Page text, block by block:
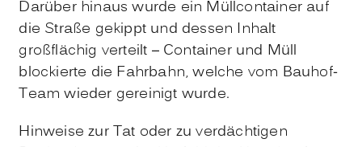
Darüber hinaus wurde ein Müllcontainer auf
die Straße gekippt und dessen Inhalt
großflächig verteilt – Container und Müll
blockierte die Fahrbahn, welche vom Bauhof-
Team wieder gereinigt wurde.
Hinweise zur Tat oder zu verdächtigen